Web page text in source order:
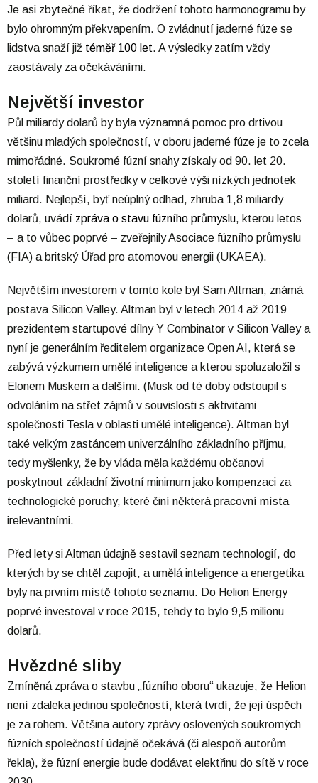
Je asi zbytečné říkat, že dodržení tohoto harmonogramu by
bylo ohromným překvapením. O zvládnutí jaderné fúze se
lidstva snaží již téměř 100 let. A výsledky zatím vždy
zaostávaly za očekáváními.
Největší investor
Půl miliardy dolarů by byla významná pomoc pro drtivou
většinu mladých společností, v oboru jaderné fúze je to zcela
mimořádné. Soukromé fúzní snahy získaly od 90. let 20.
století finanční prostředky v celkové výši nízkých jednotek
miliard. Nejlepší, byť neúplný odhad, zhruba 1,8 miliardy
dolarů, uvádí zpráva o stavu fúzního průmyslu, kterou letos
– a to vůbec poprvé – zveřejnily Asociace fúzního průmyslu
(FIA) a britský Úřad pro atomovou energii (UKAEA).
Největším investorem v tomto kole byl Sam Altman, známá
postava Silicon Valley. Altman byl v letech 2014 až 2019
prezidentem startupové dílny Y Combinator v Silicon Valley a
nyní je generálním ředitelem organizace Open AI, která se
zabývá výzkumem umělé inteligence a kterou spoluzaložil s
Elonem Muskem a dalšími. (Musk od té doby odstoupil s
odvoláním na střet zájmů v souvislosti s aktivitami
společnosti Tesla v oblasti umělé inteligence). Altman byl
také velkým zastáncem univerzálního základního příjmu,
tedy myšlenky, že by vláda měla každému občanovi
poskytnout základní životní minimum jako kompenzaci za
technologické poruchy, které činí některá pracovní místa
irelevantními.
Před lety si Altman údajně sestavil seznam technologií, do
kterých by se chtěl zapojit, a umělá inteligence a energetika
byly na prvním místě tohoto seznamu. Do Helion Energy
poprvé investoval v roce 2015, tehdy to bylo 9,5 milionu
dolarů.
Hvězdné sliby
Zmíněná zpráva o stavbu „fúzního oboru“ ukazuje, že Helion
není zdaleka jedinou společností, která tvrdí, že její úspěch
je za rohem. Většina autory zprávy oslovených soukromých
fúzních společností údajně očekává (či alespoň autorům
řekla), že fúzní energie bude dodávat elektřinu do sítě v roce